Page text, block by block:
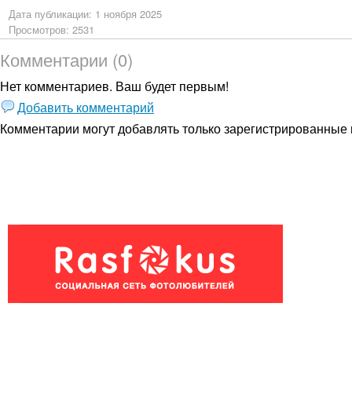
Дата публикации: 1 ноября 2025
Просмотров: 2531
Комментарии (0)
Нет комментариев. Ваш будет первым!
Добавить комментарий
Комментарии могут добавлять толькозарегистрированные